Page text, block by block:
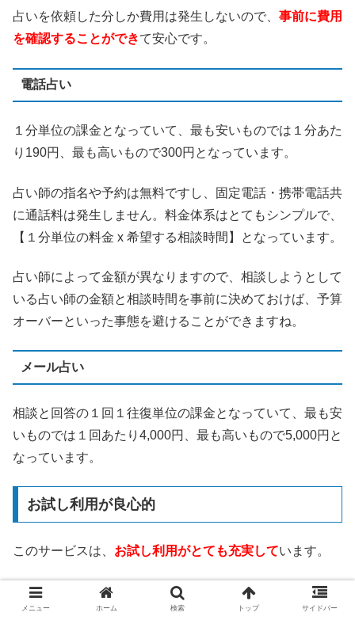
占いを依頼した分しか費用は発生しないので、 事前に費用
を確認することができて安心です。
電話占い
１分単位の課金となっていて、最も安いものでは１分あた
り190円、最も高いもので300円となっています。
占い師の指名や予約は無料ですし、固定電話・携帯電話共
に通話料は発生しません。料金体系はとてもシンプルで、
【１分単位の料金 x 希望する相談時間】となっています。
占い師によって金額が異なりますので、相談しようとして
いる占い師の金額と相談時間を事前に決めておけば、予算
オーバーといった事態を避けることができますね。
メール占い
相談と回答の１回１往復単位の課金となっていて、最も安
いものでは１回あたり4,000円、最も高いもので5,000円と
なっています。
お試し利用が良心的
このサービスは、 お試し利用がとても充実しています。
3,000円分の無料相談ポイント
メニュー ホーム 検索 トップ サイドバー